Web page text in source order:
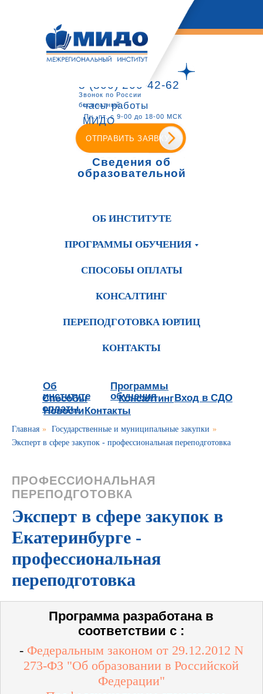
8 (800) 200-42-62
Звонок по России
бесплатный
ОТПРАВИТЬ ЗАЯВКУ
часы работы
МИДО
Пн.-пт. с 9-00 до 18-00 МСК
Сведения об
образовательной
ОБ ИНСТИТУТЕ
ПРОГРАММЫ ОБУЧЕНИЯ
СПОСОБЫ ОПЛАТЫ
КОНСАЛТИНГ
ПЕРЕПОДГОТОВКА ЮРЛИЦ
КОНТАКТЫ
Об
институте
Программы
обучения
Способы
оплаты
Консалтинг
Новости
Вход в СДО
Контакты
Главная » Государственные и муниципальные закупки »
Эксперт в сфере закупок - профессиональная переподготовка
ПРОФЕССИОНАЛЬНАЯ
ПЕРЕПОДГОТОВКА
Эксперт в сфере закупок в
Екатеринбурге -
профессиональная
переподготовка
Программа разработана в
соответствии с :
- Федеральным законом от 29.12.2012 N
273-ФЗ "Об образовании в Российской
Федерации"